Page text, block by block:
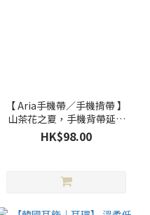
【 Aria手機帶／手機揹帶 】
山茶花之夏，手機背帶延長
鏈
HK$98.00